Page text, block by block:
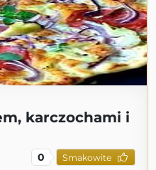
karczochami i
0 Smakowite